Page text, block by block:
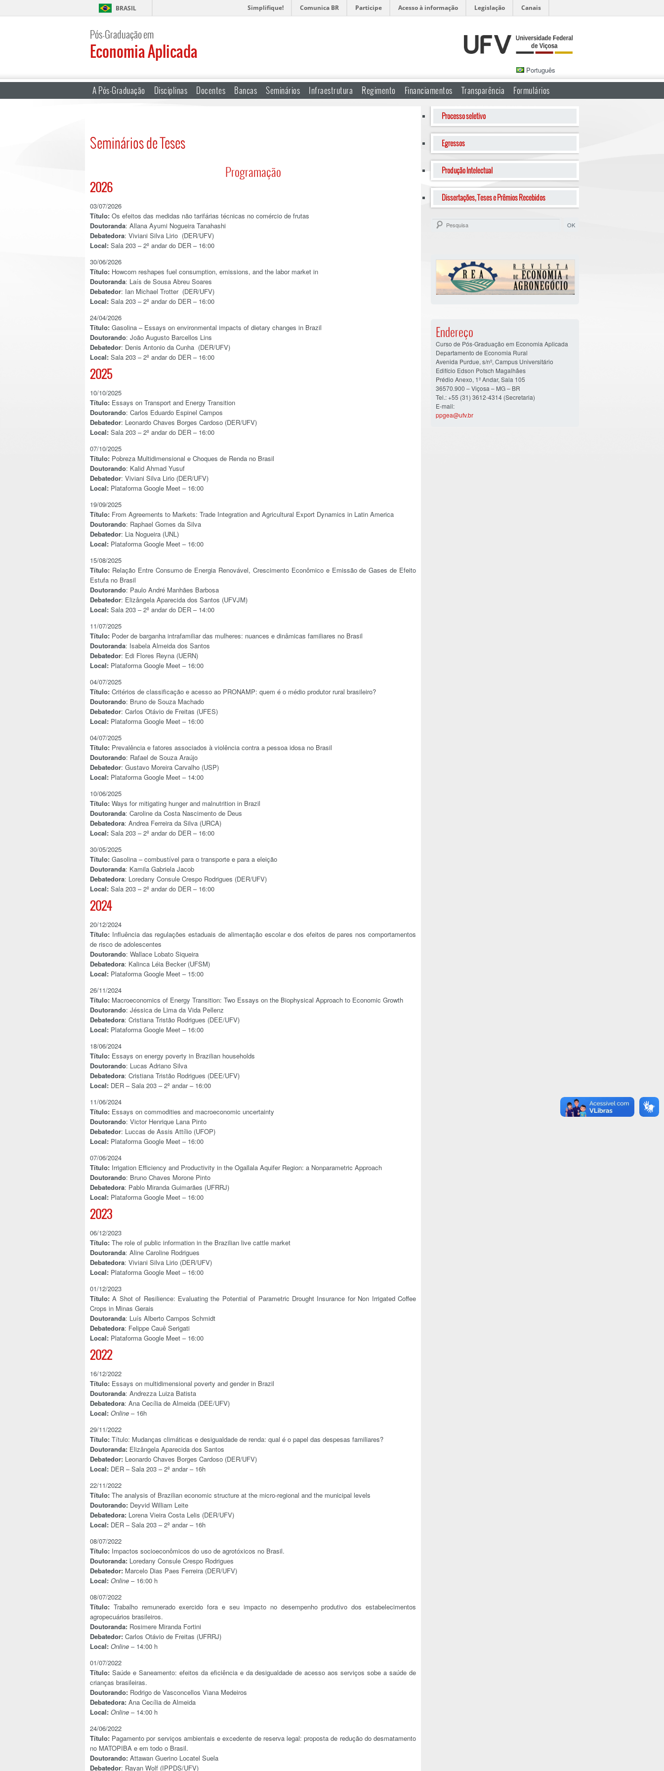
BRASIL Simplifique! Comunica BR Participe Acesso à informação Legislação Canais
Pós-Graduação em
Economia Aplicada
Português
A Pós-Graduação Disciplinas Docentes Bancas Seminários Infraestrutura Regimento Financiamentos Transparência Formulários
Seminários de Teses
Programação
2026
03/07/2026
Título: Os efeitos das medidas não tarifárias técnicas no comércio de frutas
Doutoranda: Allana Ayumi Nogueira Tanahashi
Debatedora: Viviani Silva Lirio (DER/UFV)
Local: Sala 203 – 2º andar do DER – 16:00
30/06/2026
Título: Howcorn reshapes fuel consumption, emissions, and the labor market in
Doutoranda: Laís de Sousa Abreu Soares
Debatedor: Ian Michael Trotter (DER/UFV)
Local: Sala 203 – 2º andar do DER – 16:00
24/04/2026
Título: Gasolina – Essays on environmental impacts of dietary changes in Brazil
Doutorando: João Augusto Barcellos Lins
Debatedor: Denis Antonio da Cunha (DER/UFV)
Local: Sala 203 – 2º andar do DER – 16:00
2025
10/10/2025
Título: Essays on Transport and Energy Transition
Doutorando: Carlos Eduardo Espinel Campos
Debatedor: Leonardo Chaves Borges Cardoso (DER/UFV)
Local: Sala 203 – 2º andar do DER – 16:00
07/10/2025
Título: Pobreza Multidimensional e Choques de Renda no Brasil
Doutorando: Kalid Ahmad Yusuf
Debatedor: Viviani Silva Lirio (DER/UFV)
Local: Plataforma Google Meet – 16:00
19/09/2025
Título: From Agreements to Markets: Trade Integration and Agricultural Export Dynamics in Latin America
Doutorando: Raphael Gomes da Silva
Debatedor: Lia Nogueira (UNL)
Local: Plataforma Google Meet – 16:00
15/08/2025
Título: Relação Entre Consumo de Energia Renovável, Crescimento Econômico e Emissão de Gases de Efeito
Estufa no Brasil
Doutorando: Paulo André Manhães Barbosa
Debatedor: Elizângela Aparecida dos Santos (UFVJM)
Local: Sala 203 – 2º andar do DER – 14:00
11/07/2025
Título: Poder de barganha intrafamiliar das mulheres: nuances e dinâmicas familiares no Brasil
Doutoranda: Isabela Almeida dos Santos
Debatedor: Edi Flores Reyna (UERN)
Local: Plataforma Google Meet – 16:00
04/07/2025
Título: Critérios de classificação e acesso ao PRONAMP: quem é o médio produtor rural brasileiro?
Doutorando: Bruno de Souza Machado
Debatedor: Carlos Otávio de Freitas (UFES)
Local: Plataforma Google Meet – 16:00
04/07/2025
Título: Prevalência e fatores associados à violência contra a pessoa idosa no Brasil
Doutorando: Rafael de Souza Araújo
Debatedor: Gustavo Moreira Carvalho (USP)
Local: Plataforma Google Meet – 14:00
10/06/2025
Título: Ways for mitigating hunger and malnutrition in Brazil
Doutoranda: Caroline da Costa Nascimento de Deus
Debatedora: Andrea Ferreira da Silva (URCA)
Local: Sala 203 – 2º andar do DER – 16:00
30/05/2025
Título: Gasolina – combustível para o transporte e para a eleição
Doutoranda: Kamila Gabriela Jacob
Debatedora: Loredany Consule Crespo Rodrigues (DER/UFV)
Local: Sala 203 – 2º andar do DER – 16:00
2024
20/12/2024
Título: Influência das regulações estaduais de alimentação escolar e dos efeitos de pares nos comportamentos
de risco de adolescentes
Doutorando: Wallace Lobato Siqueira
Debatedora: Kalinca Léia Becker (UFSM)
Local: Plataforma Google Meet – 15:00
26/11/2024
Título: Macroeconomics of Energy Transition: Two Essays on the Biophysical Approach to Economic Growth
Doutorando: Jéssica de Lima da Vida Pellenz
Debatedora: Cristiana Tristão Rodrigues (DEE/UFV)
Local: Plataforma Google Meet – 16:00
18/06/2024
Título: Essays on energy poverty in Brazilian households
Doutorando: Lucas Adriano Silva
Debatedora: Cristiana Tristão Rodrigues (DEE/UFV)
Local: DER – Sala 203 – 2º andar – 16:00
11/06/2024
Título: Essays on commodities and macroeconomic uncertainty
Doutorando: Victor Henrique Lana Pinto
Debatedor: Luccas de Assis Attílio (UFOP)
Local: Plataforma Google Meet – 16:00
07/06/2024
Título: Irrigation Efficiency and Productivity in the Ogallala Aquifer Region: a Nonparametric Approach
Doutorando: Bruno Chaves Morone Pinto
Debatedora: Pablo Miranda Guimarães (UFRRJ)
Local: Plataforma Google Meet – 16:00
2023
06/12/2023
Título: The role of public information in the Brazilian live cattle market
Doutoranda: Aline Caroline Rodrigues
Debatedora: Viviani Silva Lirio (DER/UFV)
Local: Plataforma Google Meet – 16:00
01/12/2023
Título: A Shot of Resilience: Evaluating the Potential of Parametric Drought Insurance for Non Irrigated Coffee
Crops in Minas Gerais
Doutoranda: Luís Alberto Campos Schmidt
Debatedora: Felippe Cauê Serigati
Local: Plataforma Google Meet – 16:00
2022
16/12/2022
Título: Essays on multidimensional poverty and gender in Brazil
Doutoranda: Andrezza Luiza Batista
Debatedora: Ana Cecília de Almeida (DEE/UFV)
Local: Online – 16h
29/11/2022
Título: Título: Mudanças climáticas e desigualdade de renda: qual é o papel das despesas familiares?
Doutoranda: Elizângela Aparecida dos Santos
Debatedor: Leonardo Chaves Borges Cardoso (DER/UFV)
Local: DER – Sala 203 – 2º andar – 16h
22/11/2022
Título: The analysis of Brazilian economic structure at the micro-regional and the municipal levels
Doutorando: Deyvid William Leite
Debatedora: Lorena Vieira Costa Lelis (DER/UFV)
Local: DER – Sala 203 – 2º andar – 16h
08/07/2022
Título: Impactos socioeconômicos do uso de agrotóxicos no Brasil.
Doutoranda: Loredany Consule Crespo Rodrigues
Debatedor: Marcelo Dias Paes Ferreira (DER/UFV)
Local: Online – 16:00 h
08/07/2022
Título: Trabalho remunerado exercido fora e seu impacto no desempenho produtivo dos estabelecimentos
agropecuários brasileiros.
Doutoranda: Rosimere Miranda Fortini
Debatedor: Carlos Otávio de Freitas (UFRRJ)
Local: Online – 14:00 h
01/07/2022
Título: Saúde e Saneamento: efeitos da eficiência e da desigualdade de acesso aos serviços sobe a saúde de
crianças brasileiras.
Doutorando: Rodrigo de Vasconcellos Viana Medeiros
Debatedora: Ana Cecília de Almeida
Local: Online – 14:00 h
24/06/2022
Título: Pagamento por serviços ambientais e excedente de reserva legal: proposta de redução do desmatamento
no MATOPIBA e em todo o Brasil.
Doutorando: Attawan Guerino Locatel Suela
Debatedor: Rayan Wolf (IPPDS/UFV)
Processo seletivo
Egressos
Produção Intelectual
Dissertações, Teses e Prêmios Recebidos
Endereço
Curso de Pós-Graduação em Economia Aplicada
Departamento de Economia Rural
Avenida Purdue, s/nº, Campus Universitário
Edifício Edson Potsch Magalhães
Prédio Anexo, 1º Andar, Sala 105
36570.900 – Viçosa – MG – BR
Tel.: +55 (31) 3612-4314 (Secretaria)
E-mail:
ppgea@ufv.br